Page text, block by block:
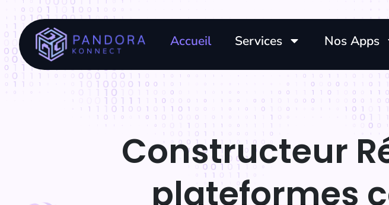
Accueil Services Nos Apps
Constructeur
plateformes